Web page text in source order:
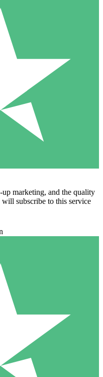
marketing, and the quality
subscribe to this service